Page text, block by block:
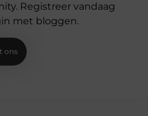
Registreer vandaag
met bloggen.
ons